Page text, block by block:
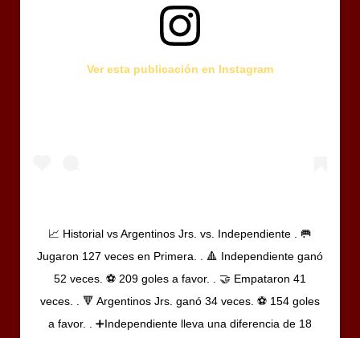
Ver esta publicación en Instagram
📈 Historial vs Argentinos Jrs. vs. Independiente . 🥅
Jugaron 127 veces en Primera. . 🔺 Independiente ganó
52 veces. ⚽ 209 goles a favor. . 🤝 Empataron 41
veces. . 🔻 Argentinos Jrs. ganó 34 veces. ⚽ 154 goles
a favor. . ➕Independiente lleva una diferencia de 18